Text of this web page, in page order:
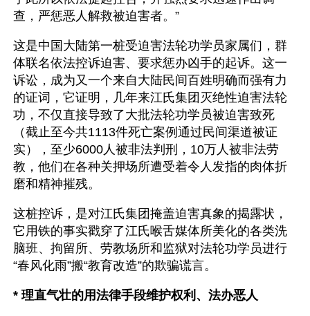
查，严惩恶人解救被迫害者。”
这是中国大陆第一桩受迫害法轮功学员家属们，群
体联名依法控诉迫害、要求惩办凶手的起诉。这一
诉讼，成为又一个来自大陆民间百姓明确而强有力
的证词，它证明，几年来江氏集团灭绝性迫害法轮
功，不仅直接导致了大批法轮功学员被迫害致死
（截止至今共1113件死亡案例通过民间渠道被证
实），至少6000人被非法判刑，10万人被非法劳
教，他们在各种关押场所遭受着令人发指的肉体折
磨和精神摧残。
这桩控诉，是对江氏集团掩盖迫害真象的揭露状，
它用铁的事实戳穿了江氏喉舌媒体所美化的各类洗
脑班、拘留所、劳教场所和监狱对法轮功学员进行
“春风化雨”搬“教育改造”的欺骗谎言。
* 理直气壮的用法律手段维护权利、法办恶人